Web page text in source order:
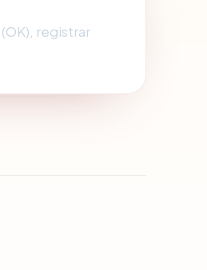
(OK), registrar